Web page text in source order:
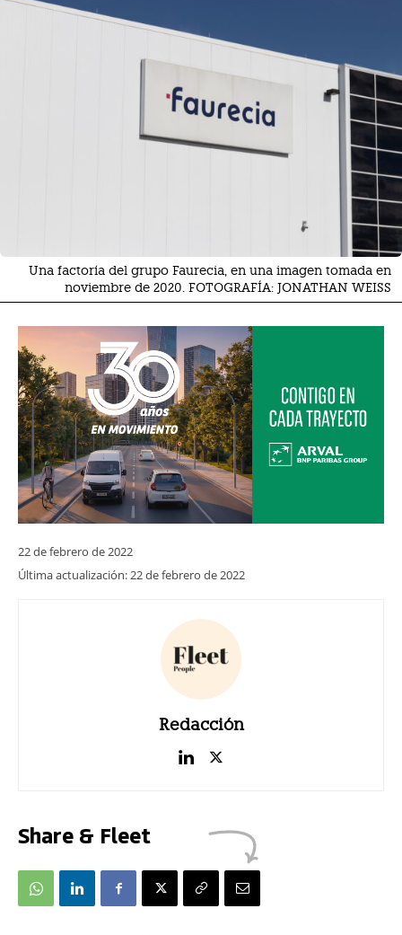
Una factoría del grupo Faurecia, en una imagen tomada en
noviembre de 2020. FOTOGRAFÍA: JONATHAN WEISS
22 de febrero de 2022
Última actualización:22 de febrero de 2022
Redacción
Share & Fleet